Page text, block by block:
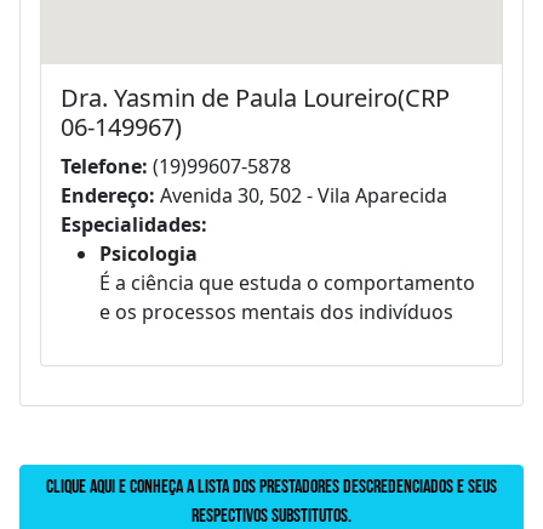
Dra. Yasmin de Paula Loureiro(CRP
06-149967)
Telefone: (19)99607-5878
Endereço: Avenida 30, 502 - Vila Aparecida
Especialidades:
Psicologia
É a ciência que estuda o comportamento
e os processos mentais dos indivíduos
Clique aqui e conheça a lista dos prestadores descredenciados e seus
respectivos substitutos.